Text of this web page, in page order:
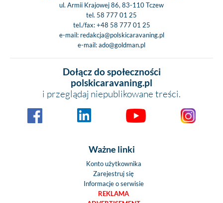
ul. Armii Krajowej 86, 83-110 Tczew
tel. 58 777 01 25
tel./fax:+48 58 777 01 25
e-mail: redakcja@polskicaravaning.pl
e-mail:ado@goldman.pl
Dołącz do społeczności
polskicaravaning.pl
i przeglądaj niepublikowane treści.
Ważne linki
Konto użytkownika
Zarejestruj się
Informacje o serwisie
REKLAMA